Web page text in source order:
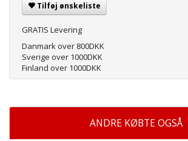
Tilføj ønskeliste
GRATIS Levering
Danmark over 800DKK
Sverige over 1000DKK
Finland over 1000DKK
ANDRE KØBTE OGSÅ